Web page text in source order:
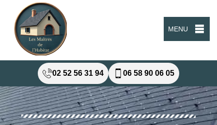
MENU
02 52 56 31 94 06 58 90 06 05